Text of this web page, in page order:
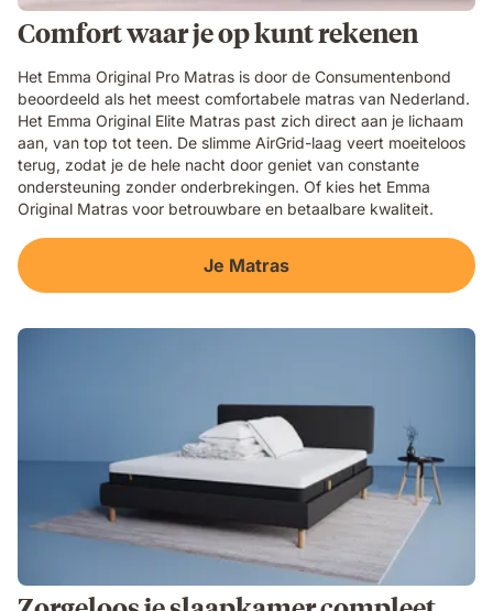
Comfort waar je op kunt rekenen
Het Emma Original Pro Matras is door de Consumentenbond
beoordeeld als het meest comfortabele matras van Nederland.
Het Emma Original Elite Matras past zich direct aan je lichaam
aan, van top tot teen. De slimme AirGrid-laag veert moeiteloos
terug, zodat je de hele nacht door geniet van constante
ondersteuning zonder onderbrekingen. Of kies het Emma
Original Matras voor betrouwbare en betaalbare kwaliteit.
Je Matras